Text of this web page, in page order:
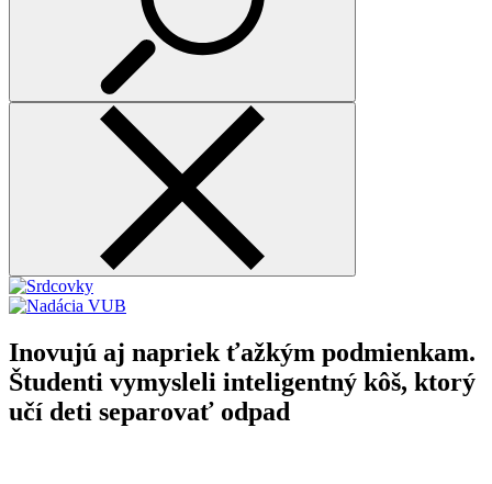
Inovujú aj napriek ťažkým podmienkam.
Študenti vymysleli inteligentný kôš, ktorý
učí deti separovať odpad